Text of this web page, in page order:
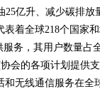
亿升、减少碳排放
着全球218个国家
务，其用户数量占
会的各项计划提供支
和无线通信服务在